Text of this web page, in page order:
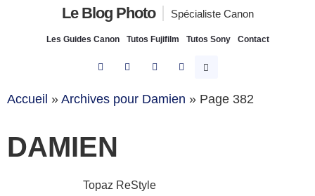
Le Blog Photo Spécialiste Canon
Les Guides Canon Tutos Fujifilm Tutos Sony Contact
Accueil » Archives pour Damien » Page 382
DAMIEN
Topaz ReStyle